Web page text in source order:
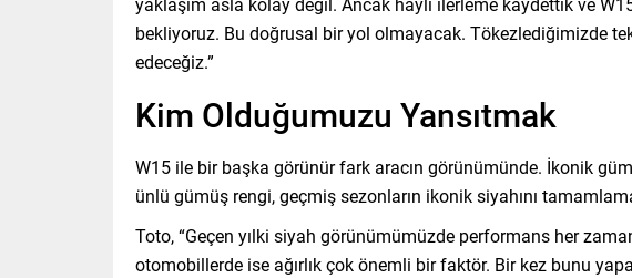
bekliyoruz. Bu doğrusal bir yol olmayacak. Tökezlediğimizde
edeceğiz.”
Kim Olduğumuzu Yansıtmak
W15 ile bir başka görünür fark aracın görünümünde. İkonik
ünlü gümüş rengi, geçmiş sezonların ikonik siyahını
Toto, “Geçen yılki siyah görünümümüzde performans her
otomobillerde ise ağırlık çok önemli bir faktör. Bir kez bunu